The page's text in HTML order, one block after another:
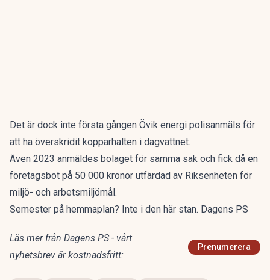
Det är dock inte första gången Övik energi polisanmäls för
att ha överskridit kopparhalten i dagvattnet.
Även 2023 anmäldes bolaget för samma sak och fick då en
företagsbot på 50 000 kronor utfärdad av Riksenheten för
miljö- och arbetsmiljömål.
Semester på hemmaplan? Inte i den här stan. Dagens PS
Läs mer från Dagens PS - vårt
nyhetsbrev är kostnadsfritt:
Prenumerera